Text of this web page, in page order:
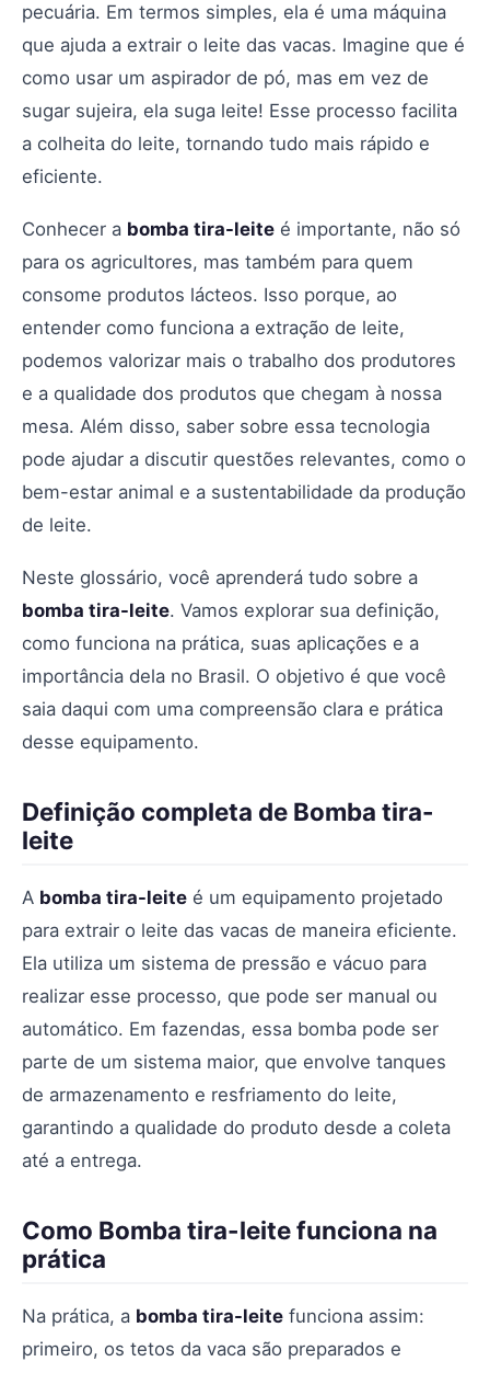
pecuária. Em termos simples, ela é uma máquina
que ajuda a extrair o leite das vacas. Imagine que é
como usar um aspirador de pó, mas em vez de
sugar sujeira, ela suga leite! Esse processo facilita
a colheita do leite, tornando tudo mais rápido e
eficiente.
Conhecer a bomba tira-leite é importante, não só
para os agricultores, mas também para quem
consome produtos lácteos. Isso porque, ao
entender como funciona a extração de leite,
podemos valorizar mais o trabalho dos produtores
e a qualidade dos produtos que chegam à nossa
mesa. Além disso, saber sobre essa tecnologia
pode ajudar a discutir questões relevantes, como o
bem-estar animal e a sustentabilidade da produção
de leite.
Neste glossário, você aprenderá tudo sobre a
bomba tira-leite. Vamos explorar sua definição,
como funciona na prática, suas aplicações e a
importância dela no Brasil. O objetivo é que você
saia daqui com uma compreensão clara e prática
desse equipamento.
Definição completa de Bomba tira-
leite
A bomba tira-leite é um equipamento projetado
para extrair o leite das vacas de maneira eficiente.
Ela utiliza um sistema de pressão e vácuo para
realizar esse processo, que pode ser manual ou
automático. Em fazendas, essa bomba pode ser
parte de um sistema maior, que envolve tanques
de armazenamento e resfriamento do leite,
garantindo a qualidade do produto desde a coleta
até a entrega.
Como Bomba tira-leite funciona na
prática
Na prática, a bomba tira-leite funciona assim:
primeiro, os tetos da vaca são preparados e